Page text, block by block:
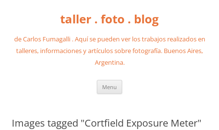
taller . foto . blog
de Carlos Fumagalli . Aquí se pueden ver los trabajos realizados en
talleres, informaciones y artículos sobre fotografía. Buenos Aires,
Argentina.
Menu
Images tagged "Cortfield Exposure Meter"